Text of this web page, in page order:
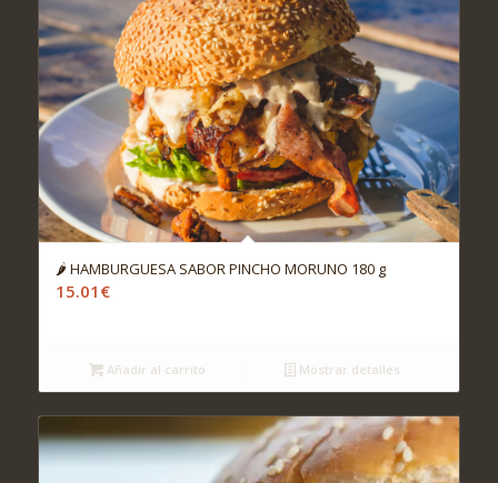
🌶️ HAMBURGUESA SABOR PINCHO MORUNO 180 g
15.01 €
Añadir al carrito Mostrar detalles